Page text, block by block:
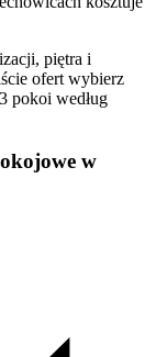
piętra i
ofert wybierz
pokoi według
w